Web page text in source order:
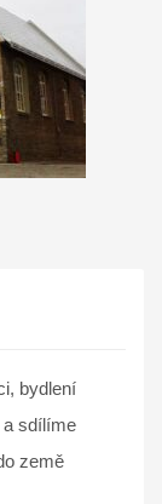
bydlení
a sdílíme
země